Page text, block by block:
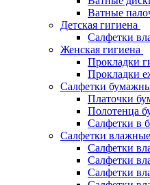
Ватные
Детская гигиена
Салфетки
Женская гигиена
Прокладки
Прокладки
Салфетки
Платочки
Полотенца
Салфетки в
Салфетки влажные
Салфетки
Салфетки
Салфетки